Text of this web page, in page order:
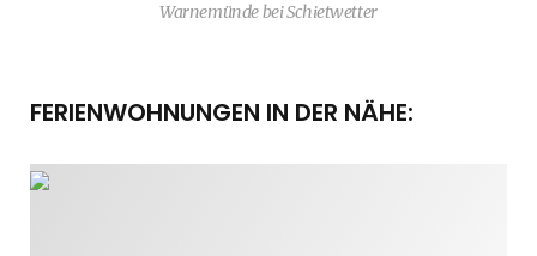
Warnemünde bei Schietwetter
FERIENWOHNUNGEN IN DER NÄHE: